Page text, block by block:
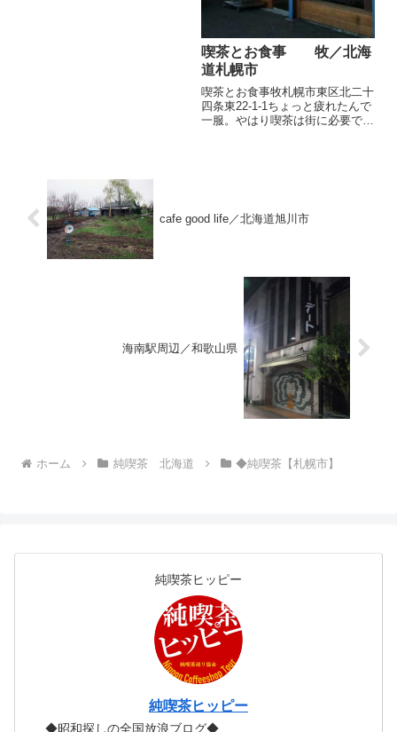
喫茶とお食事 牧／北海
道札幌市
喫茶とお食事牧札幌市東区北二十
四条東22-1-1ちょっと疲れたんで
一服。やはり喫茶は街に必要で
cafe good life／北海道旭川市
海南駅周辺／和歌山県
ホーム 純喫茶 北海道 ◆純喫茶【札幌市】
純喫茶ヒッピー
純喫茶ヒッピー
◆昭和探しの全国放浪ブログ◆